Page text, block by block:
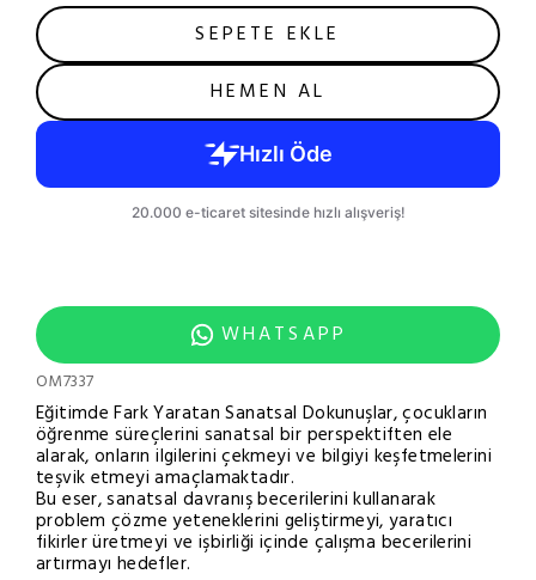
SEPETE EKLE
HEMEN AL
WHATSAPP
OM7337
Eğitimde Fark Yaratan Sanatsal Dokunuşlar, çocukların
öğrenme süreçlerini sanatsal bir perspektiften ele
alarak, onların ilgilerini çekmeyi ve bilgiyi keşfetmelerini
teşvik etmeyi amaçlamaktadır.
Bu eser, sanatsal davranış becerilerini kullanarak
problem çözme yeteneklerini geliştirmeyi, yaratıcı
fikirler üretmeyi ve işbirliği içinde çalışma becerilerini
artırmayı hedefler.